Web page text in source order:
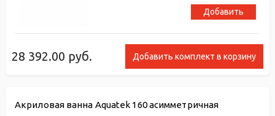
28 392.00 руб. Добавить комплект в корзину
Добавить
Акриловая ванна Aquatek 160 асимметричная